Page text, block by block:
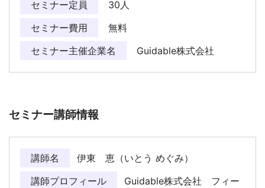
セミナー定員
30人
セミナー費用
無料
セミナー主催企業名
Guidable株式会社
セミナー講師情報
講師名
伊東 恵（いとう めぐみ）
講師プロフィール
Guidable株式会社 フィー